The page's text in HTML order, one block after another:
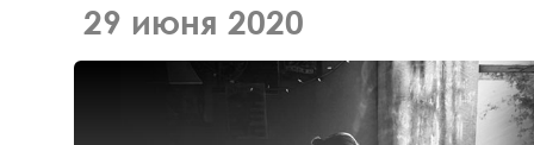
29 июня 2020